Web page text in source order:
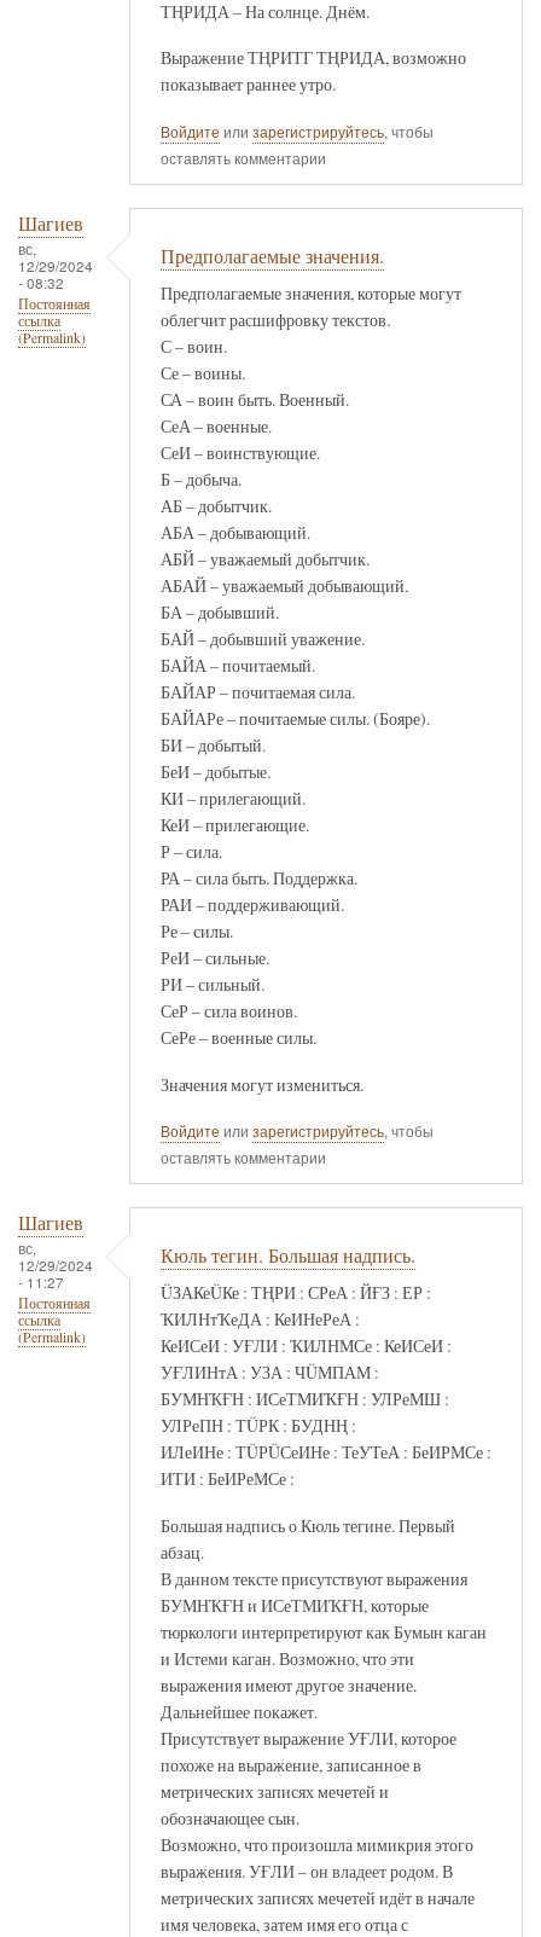
ТҢРИДА – На солнце. Днём.
Выражение ТҢРИТГ ТҢРИДА, возможно
показывает раннее утро.
Войдите или зарегистрируйтесь, чтобы
оставлять комментарии
Шагиев
вс,
12/29/2024
- 08:32
Постоянная
ссылка
(Permalink)
Предполагаемые значения.
Предполагаемые значения, которые могут
облегчит расшифровку текстов.
С – воин.
Се – воины.
СА – воин быть. Военный.
СеА – военные.
СеИ – воинствующие.
Б – добыча.
АБ – добытчик.
АБА – добывающий.
АБЙ – уважаемый добытчик.
АБАЙ – уважаемый добывающий.
БА – добывший.
БАЙ – добывший уважение.
БАЙА – почитаемый.
БАЙАР – почитаемая сила.
БАЙАРе – почитаемые силы. (Бояре).
БИ – добытый.
БеИ – добытые.
КИ – прилегающий.
КеИ – прилегающие.
Р – сила.
РА – сила быть. Поддержка.
РАИ – поддерживающий.
Ре – силы.
РеИ – сильные.
РИ – сильный.
СеР – сила воинов.
СеРе – военные силы.
Значения могут измениться.
Войдите или зарегистрируйтесь, чтобы
оставлять комментарии
Шагиев
вс,
12/29/2024
- 11:27
Постоянная
ссылка
(Permalink)
Кюль тегин. Большая надпись.
ÜЗАКеÜКе : ТҢРИ : СРеА : ЙҒЗ : ЕР :
ҠИЛНтҠеДА : КеИНеРеА :
КеИСеИ : УҒЛИ : ҠИЛНМСе : КеИСеИ :
УҒЛИНтА : УЗА : ЧÜМПАМ :
БУМНҠҒН : ИСеТМИҠҒН : УЛРеМШ :
УЛРеПН : ТÜРК : БУДНҢ :
ИЛеИНе : ТÜРÜСеИНе : ТеУТеА : БеИРМСе :
ИТИ : БеИРеМСе :
Большая надпись о Кюль тегине. Первый
абзац.
В данном тексте присутствуют выражения
БУМНҠҒН и ИСеТМИҠҒН, которые
тюркологи интерпретируют как Бумын каган
и Истеми каган. Возможно, что эти
выражения имеют другое значение.
Дальнейшее покажет.
Присутствует выражение УҒЛИ, которое
похоже на выражение, записанное в
метрических записях мечетей и
обозначающее сын.
Возможно, что произошла мимикрия этого
выражения. УҒЛИ – он владеет родом. В
метрических записях мечетей идёт в начале
имя человека, затем имя его отца с